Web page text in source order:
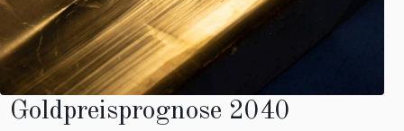
Goldpreisprognose 2040